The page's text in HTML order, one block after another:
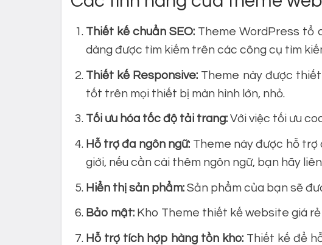
Thiết kế chuẩn SEO: Theme WordPress tổ
dàng được tìm kiếm trên các công cụ tìm
Thiết kế Responsive: Theme này được
tốt trên mọi thiết bị màn hình lớn, nhỏ.
Tối ưu hóa tốc độ tải trang:Với việc tối ưu
Hỗ trợ đa ngôn ngữ: Theme này được hỗ trợ
giới, nếu cần cài thêm ngôn ngữ, bạn hãy
Hiển thị sản phẩm:Sản phẩm của bạn sẽ
Bảo mật: Kho Theme thiết kế website giá
Hỗ trợ tích hợp hàng tồn kho:Thiết kế để